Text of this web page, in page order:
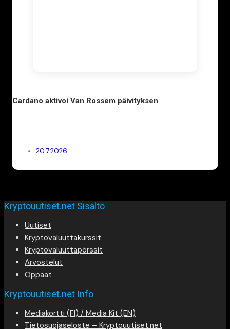
Cardano aktivoi Van Rossem päivityksen
20.7.2026
Kryptouutiset.net Sisältö
Uutiset
Kryptovaluuttakurssit
Kryptovaluuttapörssit
Arvostelut
Oppaat
Kryptouutiset.net Info
Mediakortti (FI) / Media Kit (EN)
Tietosuojaseloste – Kryptouutiset.net